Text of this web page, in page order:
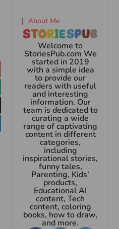
About Me
Welcome to
StoriesPub.com We
started in 2019
with a simple idea
to provide our
readers with useful
and interesting
information. Our
team is dedicated to
curating a wide
range of captivating
content in different
categories,
including
inspirational stories,
funny tales,
Parenting, Kids’
products,
Educational AI
content, Tech
content, coloring
books, how to draw,
and more.